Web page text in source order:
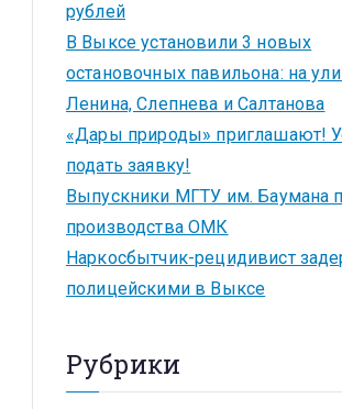
рублей
В Выксе установили 3 новых
остановочных павильона: на
Ленина, Слепнева и Салтанова
«Дары природы» приглашают!
подать заявку!
Выпускники МГТУ им. Баумана
производства ОМК
Наркосбытчик-рецидивист
полицейскими в Выксе
Рубрики